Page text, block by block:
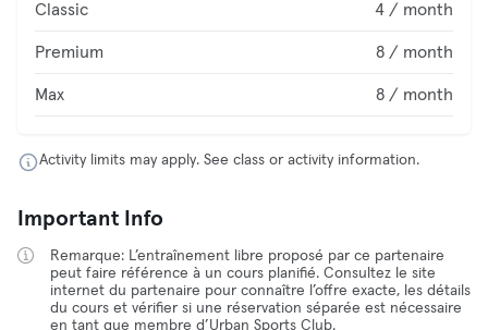
Classic 4 / month
Premium 8 / month
Max 8 / month
Activity limits may apply. See class or activity information.
Important Info
Remarque: L’entraînement libre proposé par ce partenaire
peut faire référence à un cours planifié. Consultez le site
internet du partenaire pour connaître l’offre exacte, les détails
du cours et vérifier si une réservation séparée est nécessaire
en tant que membre d’Urban Sports Club.